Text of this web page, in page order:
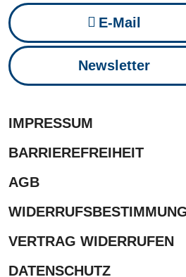
E-Mail
Newsletter
IMPRESSUM
BARRIEREFREIHEIT
AGB
VERTRAG WIDERRUFEN
DATENSCHUTZ